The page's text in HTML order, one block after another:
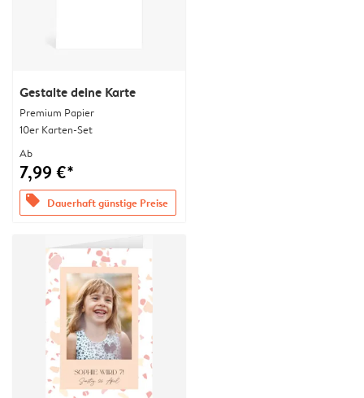
Gestalte deine Karte
Premium Papier
10er Karten-Set
Ab
7,99 €*
offers Dauerhaft günstige Preise